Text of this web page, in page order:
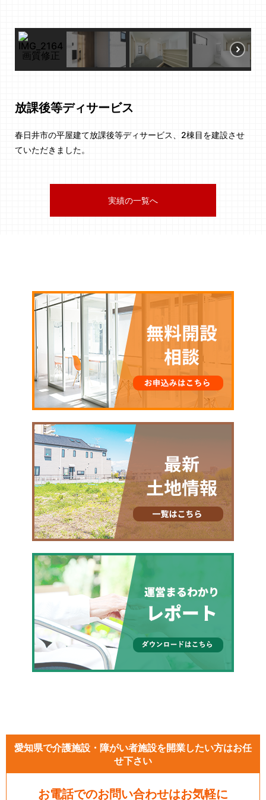
放課後等ディサービス
春日井市の平屋建て放課後等ディサービス、2棟目を建設させ
ていただきました。
実績の一覧へ
愛知県で介護施設・障がい者施設を開業したい方はお任
せ下さい
お電話でのお問い合わせはお気軽に